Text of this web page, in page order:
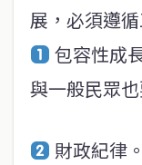
展，必須遵循
包容性成
與一般民眾
財政紀律